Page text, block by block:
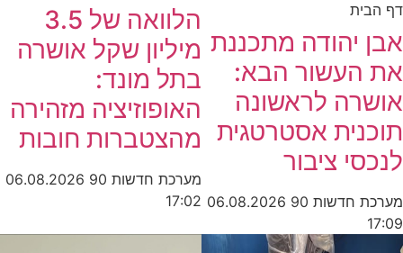
דף הבית
אבן יהודה מתכננת
את העשור הבא:
אושרה לראשונה
תוכנית אסטרטגית
לנכסי ציבור
מערכת חדשות 90
06.08.2026
17:09
הלוואה של 3.5
מיליון שקל אושרה
בתל מונד:
האופוזיציה מזהירה
מהצטברות חובות
מערכת חדשות 90
06.08.2026
17:02